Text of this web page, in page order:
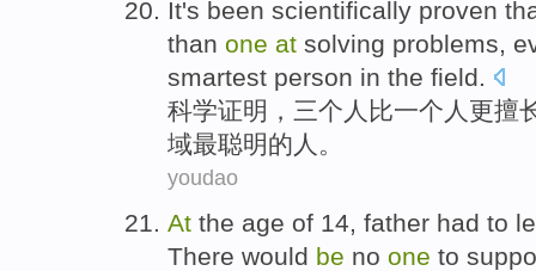
It's been scientifically proven
than one at solving problems,
smartest person in the field.
科学证明 ， 三个 人 比一个人 更擅
域最聪明的人。
youdao
At the age of 14, father had to
There would be no one to